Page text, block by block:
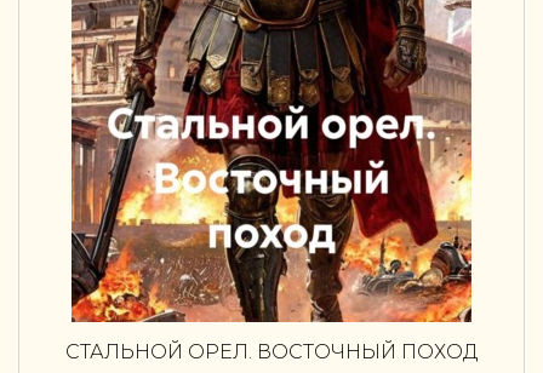
СТАЛЬНОЙ ОРЕЛ. ВОСТОЧНЫЙ ПОХОД